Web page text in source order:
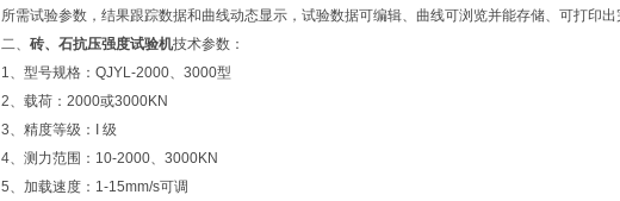
所需试验参数，结果跟踪数据和曲线动态显示，试验数据可编辑、曲线可浏览并能存储、可打印出
二、 砖、石抗压强度试验机技术参数：
1、型号规格：QJYL-2000、3000型
2、载荷：2000或3000KN
3、精度等级：I 级
4、测力范围：10-2000、3000KN
5、加载速度：1-15mm/s可调